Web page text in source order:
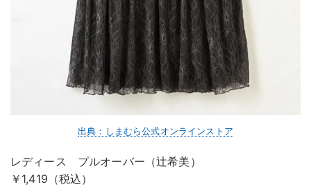
出典：しまむら公式オンラインストア
レディース プルオーバー（辻希美）
￥1,419（税込）